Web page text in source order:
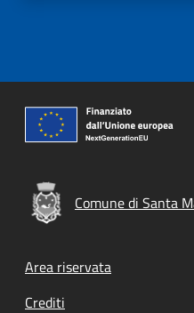
Comune di Santa
Footer menu
Area riservata
Crediti